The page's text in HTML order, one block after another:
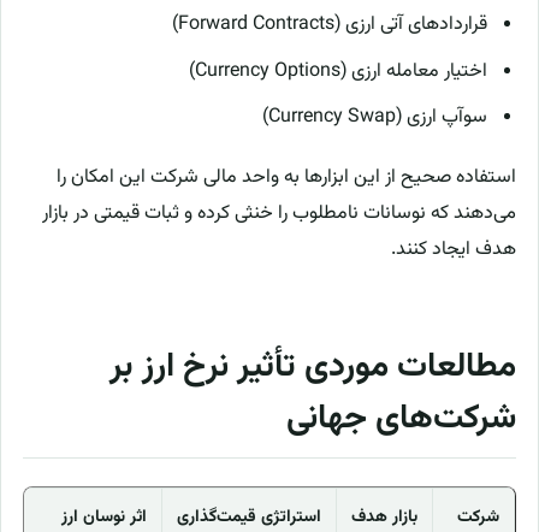
قراردادهای آتی ارزی (Forward Contracts)
اختیار معامله ارزی (Currency Options)
سوآپ ارزی (Currency Swap)
استفاده صحیح از این ابزارها به واحد مالی شرکت این امکان را
می‌دهند که نوسانات نامطلوب را خنثی کرده و ثبات قیمتی در بازار
هدف ایجاد کنند.
مطالعات موردی تأثیر نرخ ارز بر
شرکت‌های جهانی
شرکت بازار هدف استراتژی قیمت‌گذاری اثر نوسان ارز